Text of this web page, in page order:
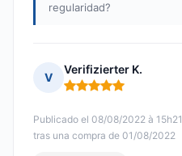
regularidad?
V
Verifizierter K.
Nota: 5 de 5
Publicado el 08/08/2022 à 15h21
tras una compra de 01/08/2022